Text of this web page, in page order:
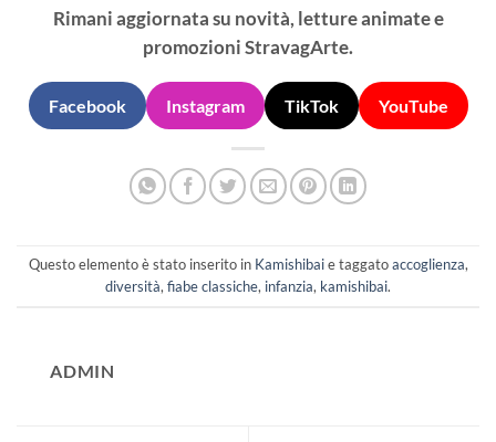
Rimani aggiornata su novità, letture animate e
promozioni StravagArte.
Facebook Instagram TikTok YouTube
Questo elemento è stato inserito in Kamishibaie taggatoaccoglienza,
diversità,fiabe classiche, infanzia, kamishibai.
ADMIN